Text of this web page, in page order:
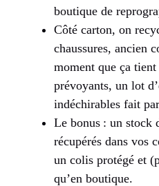
boutique de
Côté carton, on
chaussures, ancien
moment que ça
prévoyants, un lot
indéchirables fait
Le bonus : un stock
récupérés dans vos
un colis protégé et
qu’en boutique.